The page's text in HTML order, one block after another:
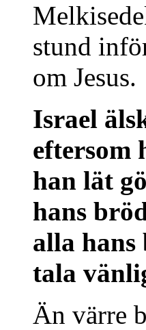
stund
om Jesus.
Israel
eftersom
han lät
hans
alla hans
tala
Än värre